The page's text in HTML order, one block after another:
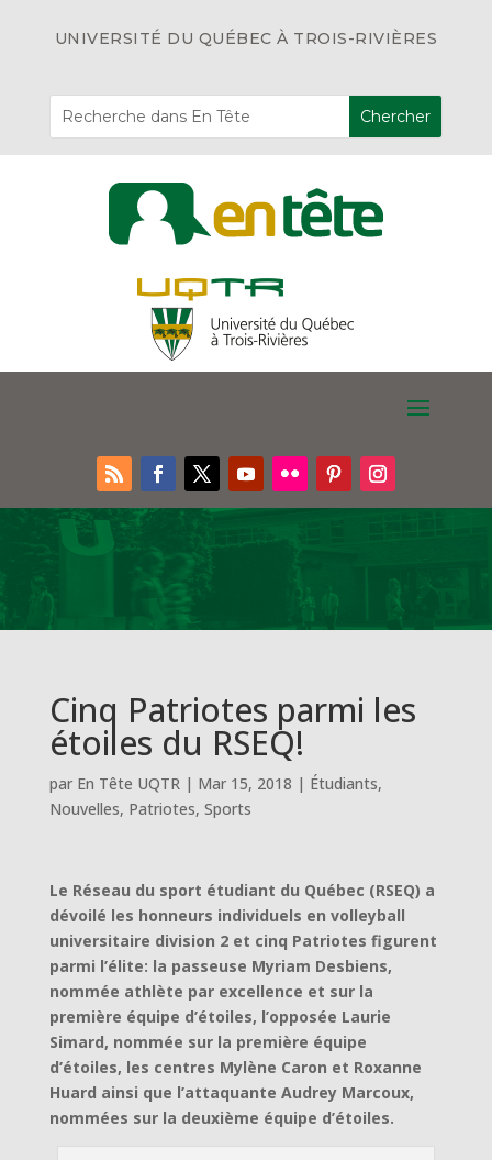
UNIVERSITÉ DU QUÉBEC À TROIS-RIVIÈRES
Cinq Patriotes parmi les
étoiles du RSEQ!
par En Tête UQTR| Mar 15, 2018 | Étudiants,
Nouvelles, Patriotes, Sports
Le Réseau du sport étudiant du Québec (RSEQ) a
dévoilé les honneurs individuels en volleyball
universitaire division 2 et cinq Patriotes figurent
parmi l’élite: la passeuse Myriam Desbiens,
nommée athlète par excellence et sur la
première équipe d’étoiles, l’opposée Laurie
Simard, nommée sur la première équipe
d’étoiles, les centres Mylène Caron et Roxanne
Huard ainsi que l’attaquante Audrey Marcoux,
nommées sur la deuxième équipe d’étoiles.